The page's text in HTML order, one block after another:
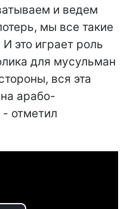
и ведем
мы все такие
это играет роль
для мусульман
вся эта
арабо-
отметил